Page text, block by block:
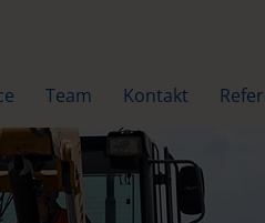
Team Kontakt